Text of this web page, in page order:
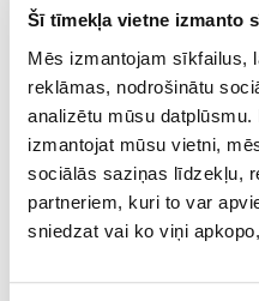
Šī tīmekļa vietne izmanto
Mēs izmantojam sīkfailus,
reklāmas, nodrošinātu
analizētu mūsu
izmantojat mūsu vietni,
sociālās saziņas līdzekļu,
partneriem, kuri to var
sniedzat vai ko viņi
Pateicoties ideālam profilam, tas
Tas darbojas klusi un griežas
Tam ir drošs un stabils statīvs -
Dažādas krāsas - mēs nosūtām
Parametri
PRODUCENT: